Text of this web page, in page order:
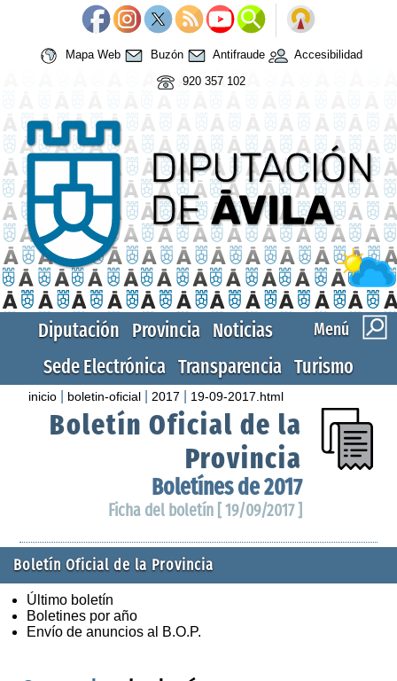
Mapa Web Buzón Antifraude
Accesibilidad
920 357 102
Menú
Diputación Provincia Noticias
Sede Electrónica Transparencia Turismo
inicio boletin-oficial 2017 19-09-2017.html
Boletín Oficial de la
Provincia
Boletínes de 2017
Ficha del boletín [ 19/09/2017 ]
Boletín Oficial de la Provincia
Último boletín
Boletines por año
Envío de anuncios al B.O.P.